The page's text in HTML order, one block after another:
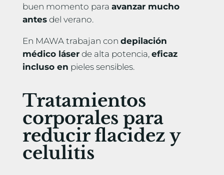
buen momento para avanzar mucho
antesdel verano.
En MAWA trabajan con depilación
médico láserde alta potencia, eficaz
incluso en pieles sensibles.
Tratamientos
corporales para
reducir flacidez y
celulitis